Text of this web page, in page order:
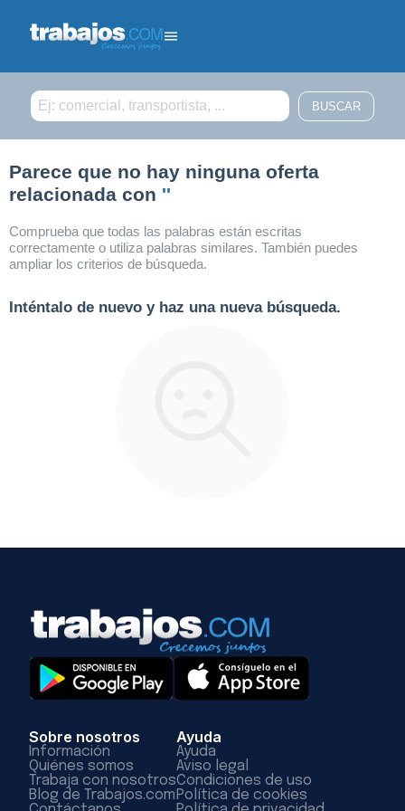
Parece que no hay ninguna oferta
relacionada con ''
Comprueba que todas las palabras están escritas
correctamente o utiliza palabras similares. También puedes
ampliar los criterios de búsqueda.
Inténtalo de nuevo y haz una nueva búsqueda.
Sobre nosotros
Información
Quiénes somos
Trabaja con nosotros
Blog de Trabajos.com
Ayuda
Ayuda
Aviso legal
Condiciones de uso
Política de cookies